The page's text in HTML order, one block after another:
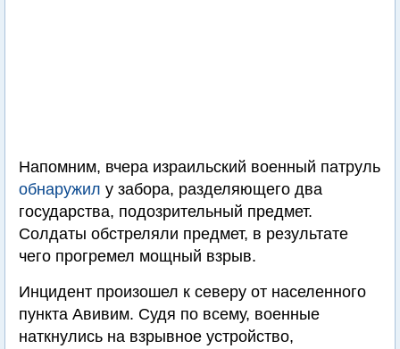
Напомним, вчера израильский военный патруль
обнаружил у забора, разделяющего два
государства, подозрительный предмет.
Солдаты обстреляли предмет, в результате
чего прогремел мощный взрыв.
Инцидент произошел к северу от населенного
пункта Авивим. Судя по всему, военные
наткнулись на взрывное устройство,